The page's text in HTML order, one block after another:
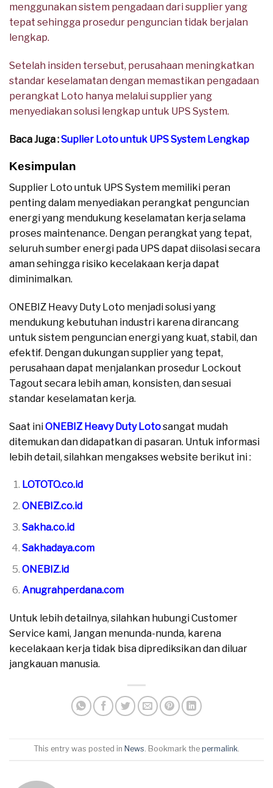
menggunakan sistem pengadaan dari supplier yang
tepat sehingga prosedur penguncian tidak berjalan
lengkap.
Setelah insiden tersebut, perusahaan meningkatkan
standar keselamatan dengan memastikan pengadaan
perangkat Loto hanya melalui supplier yang
menyediakan solusi lengkap untuk UPS System.
Baca Juga :Suplier Loto untuk UPS System Lengkap
Kesimpulan
Supplier Loto untuk UPS System memiliki peran
penting dalam menyediakan perangkat penguncian
energi yang mendukung keselamatan kerja selama
proses maintenance. Dengan perangkat yang tepat,
seluruh sumber energi pada UPS dapat diisolasi secara
aman sehingga risiko kecelakaan kerja dapat
diminimalkan.
ONEBIZ Heavy Duty Loto menjadi solusi yang
mendukung kebutuhan industri karena dirancang
untuk sistem penguncian energi yang kuat, stabil, dan
efektif. Dengan dukungan supplier yang tepat,
perusahaan dapat menjalankan prosedur Lockout
Tagout secara lebih aman, konsisten, dan sesuai
standar keselamatan kerja.
Saat iniONEBIZ Heavy Duty Lotosangat mudah
ditemukan dan didapatkan di pasaran. Untuk informasi
lebih detail, silahkan mengakses website berikut ini :
LOTOTO.co.id
ONEBIZ.co.id
Sakha.co.id
Sakhadaya.com
ONEBIZ.id
Anugrahperdana.com
Untuk lebih detailnya, silahkan hubungi Customer
Service kami, Jangan menunda-nunda, karena
kecelakaan kerja tidak bisa diprediksikan dan diluar
jangkauan manusia.
This entry was posted in News. Bookmark the permalink.